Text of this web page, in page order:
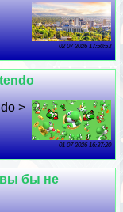
02 07 2026 17:50:53
>
01 07 2026 16:37:20
вы бы не